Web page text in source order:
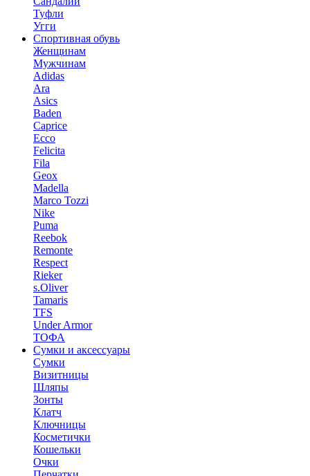
Туфли
Угги
Спортивная обувь
Женщинам
Мужчинам
Adidas
Ara
Asics
Baden
Caprice
Ecco
Felicita
Fila
Geox
Madella
Marco Tozzi
Nike
Puma
Reebok
Remonte
Respect
Rieker
s.Oliver
Tamaris
TFS
Under Armor
ТОФА
Сумки и аксессуары
Сумки
Визитницы
Шляпы
Зонты
Клатч
Ключницы
Косметички
Кошельки
Очки